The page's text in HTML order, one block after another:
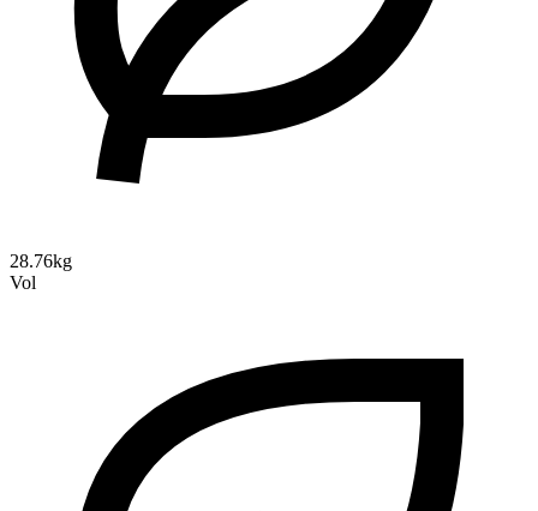
28.76kg
Vol